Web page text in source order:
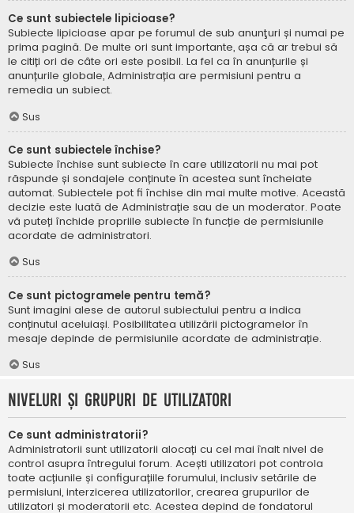
Ce sunt subiectele lipicioase?
Subiecte lipicioase apar pe forumul de sub anunţuri și numai pe
prima pagină. De multe ori sunt importante, așa că ar trebui să
le citiți ori de câte ori este posibil. La fel ca în anunțurile și
anunțurile globale, Administrația are permisiuni pentru a
remedia un subiect.
Sus
Ce sunt subiectele închise?
Subiecte închise sunt subiecte în care utilizatorii nu mai pot
răspunde și sondajele conținute în acestea sunt încheiate
automat. Subiectele pot fi închise din mai multe motive. Această
decizie este luată de Administrație sau de un moderator. Poate
vă puteți închide propriile subiecte în funcție de permisiunile
acordate de administratori.
Sus
Ce sunt pictogramele pentru temă?
Sunt imagini alese de autorul subiectului pentru a indica
conținutul aceluiași. Posibilitatea utilizării pictogramelor în
mesaje depinde de permisiunile acordate de administrație.
Sus
Niveluri și grupuri de utilizatori
Ce sunt administratorii?
Administratorii sunt utilizatorii alocați cu cel mai înalt nivel de
control asupra întregului forum. Acești utilizatori pot controla
toate acțiunile și configurațiile forumului, inclusiv setările de
permisiuni, interzicerea utilizatorilor, crearea grupurilor de
utilizatori și moderatorii etc. Acestea depind de fondatorul